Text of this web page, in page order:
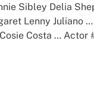
Sibley Delia
Lenny Juliano
Costa … Actor